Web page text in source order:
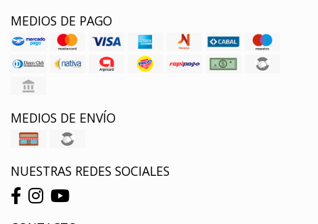
MEDIOS DE PAGO
MEDIOS DE ENVÍO
NUESTRAS REDES SOCIALES